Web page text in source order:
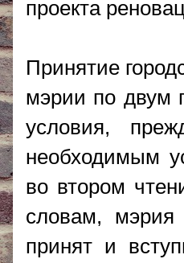
проекта
Принятие
мэрии по двум
условия,
необходимым
во втором
словам,
принят и